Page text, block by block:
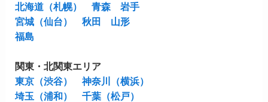
北海道（札幌）
青森
岩手
宮城（仙台）
秋田
山形
福島
関東・北関東エリア
東京（渋谷）
神奈川（横浜）
埼玉（浦和）
千葉（松戸）